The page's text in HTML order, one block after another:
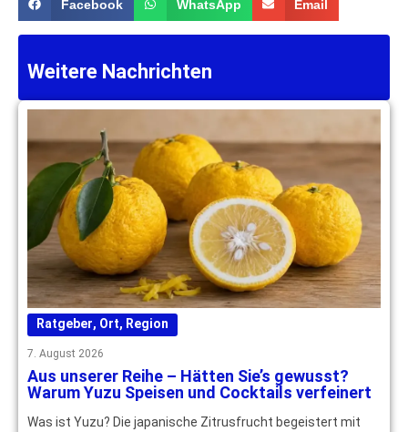
Facebook WhatsApp Email
Weitere Nachrichten
Ratgeber, Ort, Region
7. August 2026
Aus unserer Reihe – Hätten Sie’s gewusst?
Warum Yuzu Speisen und Cocktails verfeinert
Was ist Yuzu? Die japanische Zitrusfrucht begeistert mit